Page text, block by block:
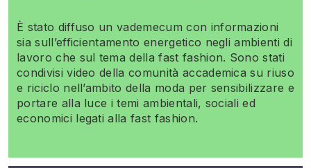
È stato diffuso un vademecum con informazioni
sia sull’efficientamento energetico negli ambienti di
lavoro che sul tema della fast fashion. Sono stati
condivisi video della comunità accademica su riuso
e riciclo nell’ambito della moda per sensibilizzare e
portare alla luce i temi ambientali, sociali ed
economici legati alla fast fashion.